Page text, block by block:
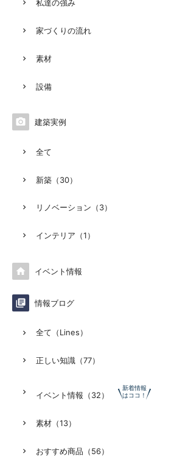
私達の強み
家づくりの流れ
素材
設備
 建築実例
全て
新築（30）
リノベーション（3）
インテリア（1）
 イベント情報
 情報ブログ
全て（Lines）
正しい知識（77）
イベント情報（32）
新着情報
はココ！
素材（13）
おすすめ商品（56）